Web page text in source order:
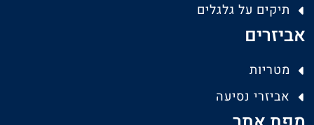
תיקים על גלגלים
אביזרים
מטריות
אביזרי נסיעה